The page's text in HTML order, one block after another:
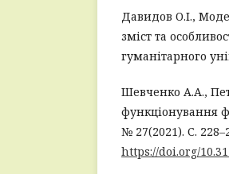
Давидов О.І.,
зміст та
гуманітарного
Шевченко А.А.,
функціонування
№ 27(2021). С.
https://doi.org/